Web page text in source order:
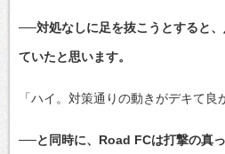
──対処なしに足を抜こうとすると
ていたと思います。
「ハイ。対策通りの動きがデキて良
──と同時に、Road FCは打撃の真